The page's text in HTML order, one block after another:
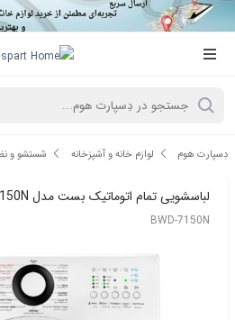
دِسپارت هوم لوازم خانه و آشپزخانه شستشو و
لباسشویی تمام اتوماتیک بست مدل BWD-7150N
BWD-7150N